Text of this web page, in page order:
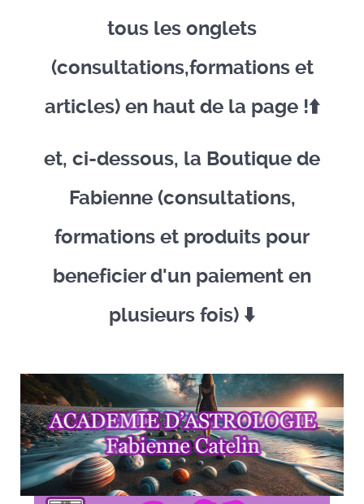
tous les onglets
(consultations,formations et
articles) en haut de la page !⬆️​
et, ci-dessous, la Boutique de
Fabienne (consultations,
formations et produits pour
beneficier d'un paiement en
plusieurs fois) ​⬇️​